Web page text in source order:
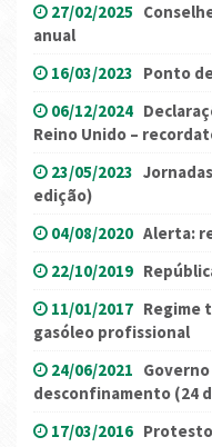
27/02/2025
anual
16/03/2023 Ponto
06/12/2024
Reino Unido –
23/05/2023
edição)
04/08/2020 Alerta:
22/10/2019
11/01/2017 Regime
gasóleo profissional
24/06/2021
desconfinamento (24
17/03/2016